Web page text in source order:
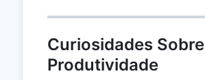
Curiosidades Sobre
Produtividade